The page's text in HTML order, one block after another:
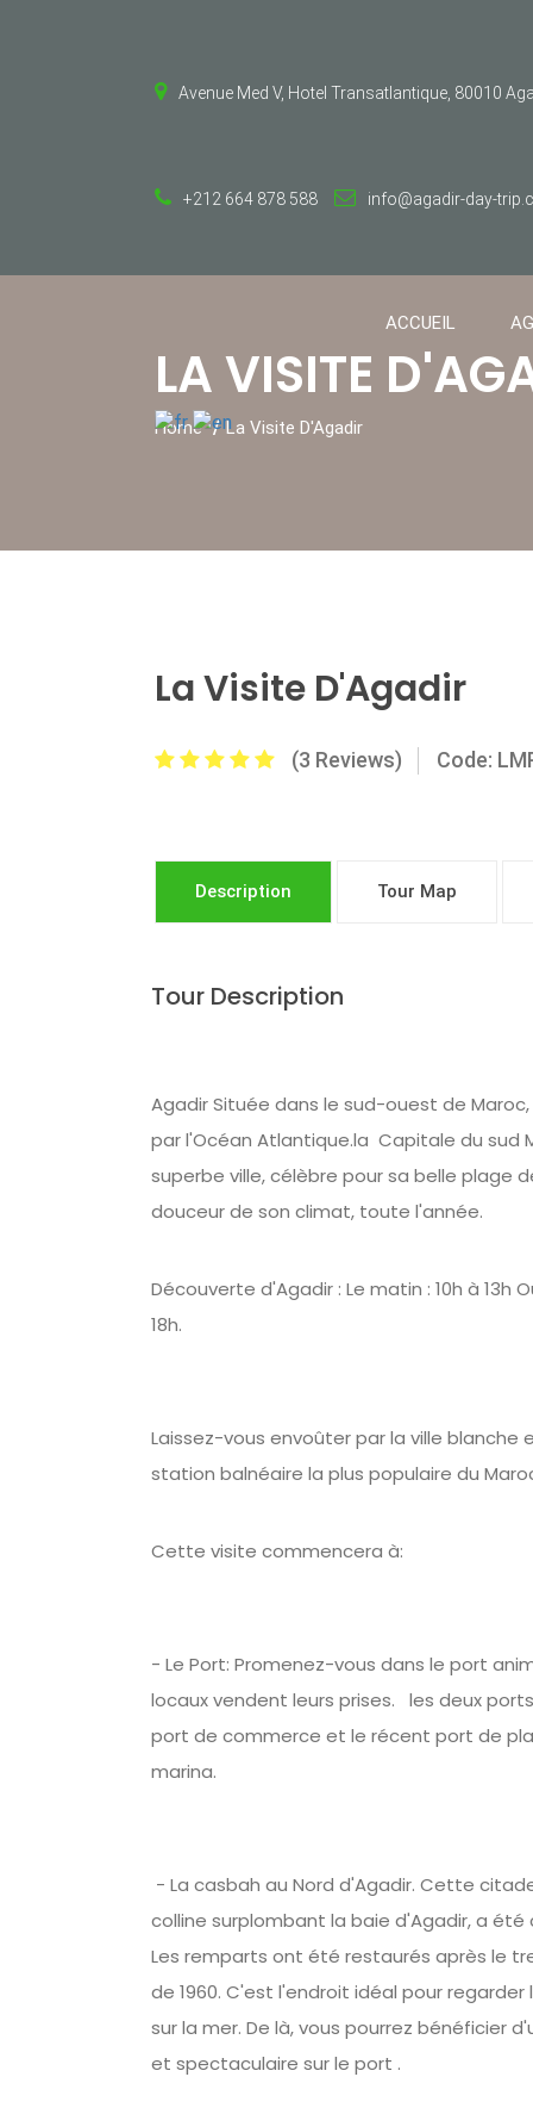
Avenue Med V, Hotel Transatlantique, 80010
+212 664 878 588 info@agadir-day-
ACCUEIL
LA VISITE
Home La Visite D'Agadir
La Visite D'Agadir
(3 Reviews) Code:
Description Tour Map
Tour Description
Agadir Située dans le sud-ouest de
par l'Océan Atlantique.la Capitale du sud
superbe ville, célèbre pour sa belle plage
douceur de son climat, toute l'année.
Découverte d'Agadir : Le matin : 10h à 13h
18h.
Laissez-vous envoûter par la ville blanche
station balnéaire la plus populaire du
Cette visite commencera à:
- Le Port: Promenez-vous dans le port
locaux vendent leurs prises. les deux
port de commerce et le récent port de
marina.
- La casbah au Nord d'Agadir. Cette
colline surplombant la baie d'Agadir, a été
Les remparts ont été restaurés après le
de 1960. C'est l'endroit idéal pour regarder
sur la mer. De là, vous pourrez bénéficier
et spectaculaire sur le port .